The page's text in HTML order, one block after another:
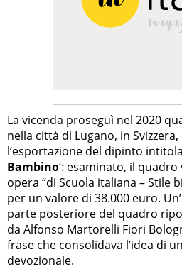
La vicenda proseguì nel 2020
nella città di Lugano, in
l’esportazione del dipinto
Bambino‘: esaminato, il
opera “di Scuola italiana – Stile
per un valore di 38.000 euro.
parte posteriore del quadro
da Alfonso Martorelli Fiori
frase che consolidava l’idea di
devozionale.